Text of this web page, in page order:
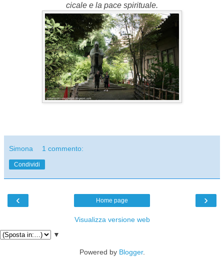
cicale e la pace spirituale.
Simona 1 commento:
Condividi
‹ ›
Home page
Visualizza versione web
▼
Powered by Blogger.